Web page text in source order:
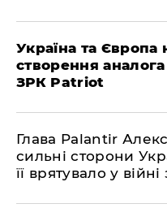
Україна та
створення
ЗРК Patriot
Глава Palantir
сильні сторони
її врятувало у